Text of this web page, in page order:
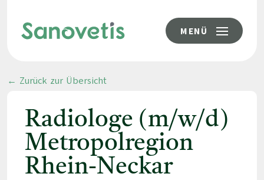
MENÜ
← Zurück zur Übersicht
Radiologe (m/w/d)
Metropolregion
Rhein-Neckar